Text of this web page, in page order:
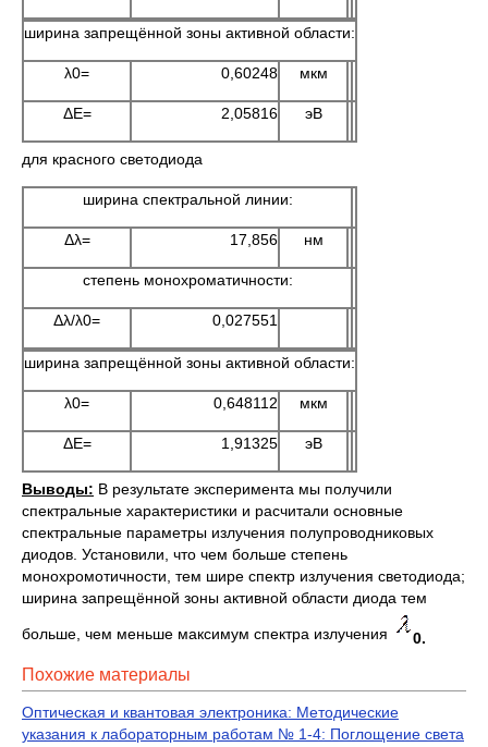
ширина запрещённой зоны активной области:
λ0= 0,60248 мкм
ΔE= 2,05816 эВ
для красного светодиода
ширина спектральной линии:
Δλ= 17,856 нм
степень монохроматичности:
Δλ/λ0= 0,027551
ширина запрещённой зоны активной области:
λ0= 0,648112 мкм
ΔE= 1,91325 эВ
Выводы: В результате эксперимента мы получили
спектральные характеристики и расчитали основные
спектральные параметры излучения полупроводниковых
диодов. Установили, что чем больше степень
монохромотичности, тем шире спектр излучения светодиода;
ширина запрещённой зоны активной области диода тем
больше, чем меньше максимум спектра излучения 0.
Похожие материалы
Оптическая и квантовая электроника: Методические
указания к лабораторным работам № 1-4: Поглощение света